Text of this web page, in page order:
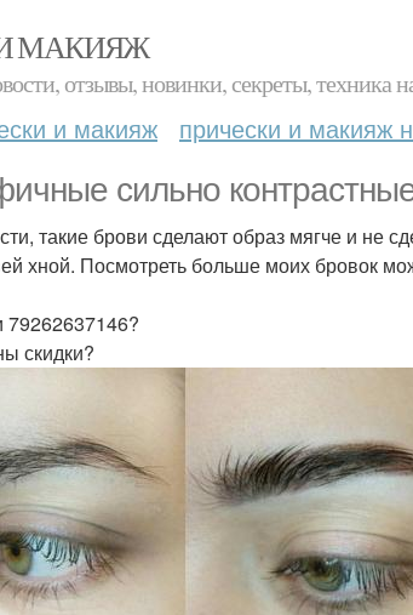
МАКИЯЖ
отзывы, новинки, секреты, техника
и макияж прически и макияж
сильно
такие брови сделают образ мягче и не
хной. Посмотреть больше моих бровок
79262637146?
скидки?